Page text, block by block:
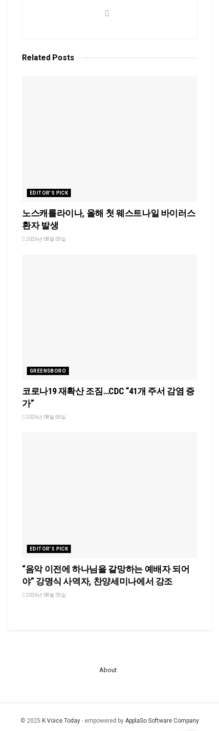
Related Posts
EDITOR'S PICK
노스캐롤라이나, 올해 첫 웨스트나일 바이러스
환자 발생
2026년 08월 05일
GREENSBORO
코로나19 재확산 조짐…CDC “41개 주서 감염 증
가”
2026년 08월 05일
EDITOR'S PICK
“음악 이전에 하나님을 갈망하는 예배자 되어
야” 강명식 사역자, 찬양세미나에서 강조
2026년 08월 05일
About
© 2025 K Voice Today- empowered by ApplaSo Software Company